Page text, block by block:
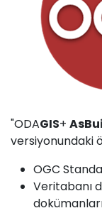
"ODAGIS+
versiyonundaki
OGC
Veritabanı
Nasıl yardımcı
Bize her
Bizi Arayın
+90 (212)
Bize bir mesaj